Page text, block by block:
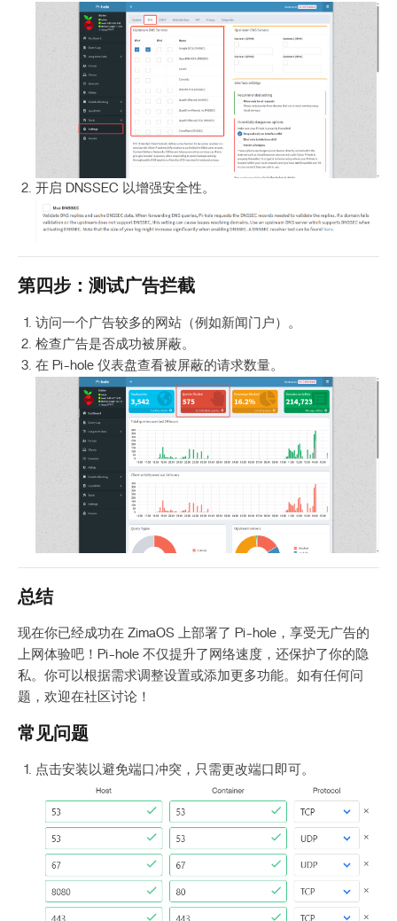
开启 DNSSEC 以增强安全性。
第四步：测试广告拦截
访问一个广告较多的网站（例如新闻门户）。
检查广告是否成功被屏蔽。
在 Pi-hole 仪表盘查看被屏蔽的请求数量。
总结
现在你已经成功在 ZimaOS 上部署了 Pi-hole，享受无广告的
上网体验吧！Pi-hole 不仅提升了网络速度，还保护了你的隐
私。你可以根据需求调整设置或添加更多功能。如有任何问
题，欢迎在社区讨论！
常见问题
点击安装以避免端口冲突，只需更改端口即可。